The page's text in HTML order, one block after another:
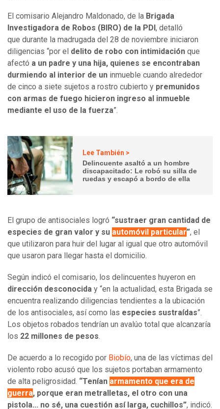
El comisario Alejandro Maldonado, de la Brigada
Investigadora de Robos (BIRO) de la PDI , detalló
que durante la madrugada del 28 de noviembre iniciaron
diligencias “por el delito de robo con intimidación que
afectó a un padre y una hija, quienes se encontraban
durmiendo al interior de un inmueble cuando alrededor
de cinco a siete sujetos a rostro cubierto y premunidos
con armas de fuego hicieron ingreso al inmueble
mediante el uso de la fuerza”.
Lee También >
Delincuente asaltó a un hombre
discapacitado: Le robó su silla de
ruedas y escapó a bordo de ella
El grupo de antisociales logró “sustraer gran cantidad de
especies de gran valor y su automóvil particular”, el
que utilizaron para huir del lugar al igual que otro automóvil
que usaron para llegar hasta el domicilio.
Según indicó el comisario, los delincuentes huyeron en
dirección desconocida y “en la actualidad, esta Brigada se
encuentra realizando diligencias tendientes a la ubicación
de los antisociales, así como las especies sustraídas”.
Los objetos robados tendrían un avalúo total que alcanzaría
los 22 millones de pesos.
De acuerdo a lo recogido por Biobío, una de las víctimas del
violento robo acusó que los sujetos portaban armamento
de alta peligrosidad. “Tenían armamento que era de
guerra, porque eran metralletas, el otro con una
pistola... no sé, una cuestión así larga, cuchillos”, indicó.